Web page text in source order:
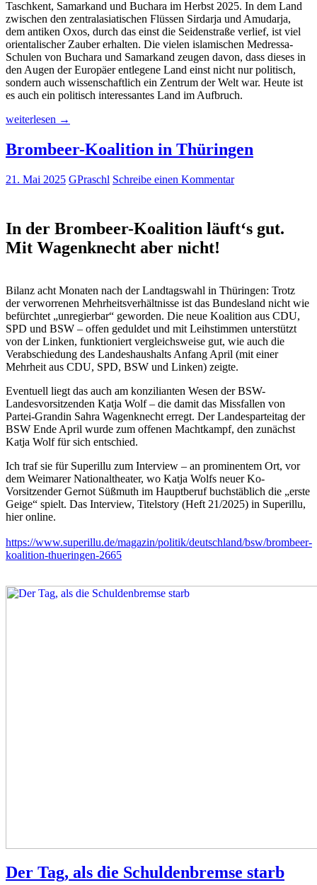
Taschkent, Samarkand und Buchara im Herbst 2025. In dem Land
zwischen den zentralasiatischen Flüssen Sirdarja und Amudarja,
dem antiken Oxos, durch das einst die Seidenstraße verlief, ist viel
orientalischer Zauber erhalten. Die vielen islamischen Medressa-
Schulen von Buchara und Samarkand zeugen davon, dass dieses in
den Augen der Europäer entlegene Land einst nicht nur politisch,
sondern auch wissenschaftlich ein Zentrum der Welt war. Heute ist
es auch ein politisch interessantes Land im Aufbruch.
Usbekistan
Unterwegs
in
Land
weiterlesen →
Brombeer-Koalition in Thüringen
21. Mai 2025 GPraschl Schreibe einen Kommentar
In der Brombeer-Koalition läuft‘s gut.
Mit Wagenknecht aber nicht!
Bilanz acht Monaten nach der Landtagswahl in Thüringen: Trotz
der verworrenen Mehrheitsverhältnisse ist das Bundesland nicht wie
befürchtet „unregierbar“ geworden. Die neue Koalition aus CDU,
SPD und BSW – offen geduldet und mit Leihstimmen unterstützt
von der Linken, funktioniert vergleichsweise gut, wie auch die
Verabschiedung des Landeshaushalts Anfang April (mit einer
Mehrheit aus CDU, SPD, BSW und Linken) zeigte.
Eventuell liegt das auch am konzilianten Wesen derBSW-
Landesvorsitzenden Katja Wolf – die damit das Missfallen von
Partei-Grandin Sahra Wagenknecht erregt. Der Landesparteitag der
BSW Ende April wurde zum offenen Machtkampf, den zunächst
Katja Wolf für sich entschied.
Ich traf sie für Superillu zum Interview – an prominentem Ort, vor
dem Weimarer Nationaltheater, wo Katja Wolfs neuer Ko-
Vorsitzender Gernot Süßmuth im Hauptberuf buchstäblich die „erste
Geige“ spielt. Das Interview, Titelstory (Heft 21/2025) in Superillu,
hier online.
https://www.superillu.de/magazin/politik/deutschland/bsw/brombeer-
koalition-thueringen-2665
Der Tag, als die Schuldenbremse starb